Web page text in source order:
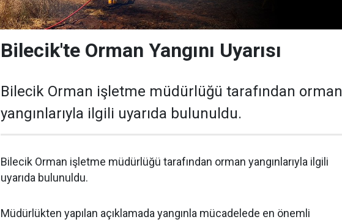
Bilecik'te Orman Yangını Uyarısı
Bilecik Orman işletme müdürlüğü tarafından orman
yangınlarıyla ilgili uyarıda bulunuldu.
Bilecik Orman işletme müdürlüğü tarafından orman yangınlarıyla ilgili
uyarıda bulunuldu.
Müdürlükten yapılan açıklamada yangınla mücadelede en önemli